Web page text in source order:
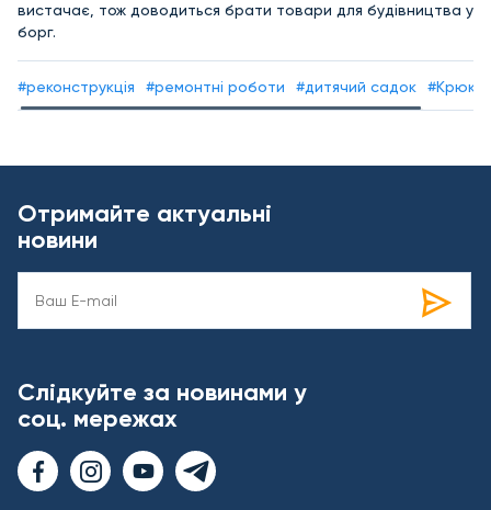
вистачає, тож доводиться брати товари для будівництва у
борг.
#реконструкція #ремонтні роботи #дитячий садок
Отримайте актуальні
новини
Слідкуйте за новинами у
соц. мережах